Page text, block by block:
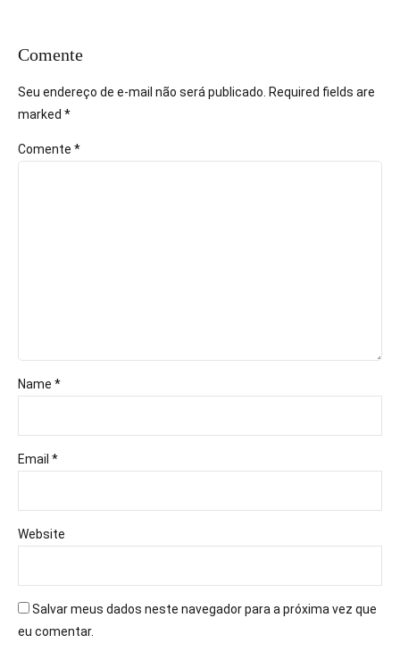
Comente
Seu endereço de e-mail não será publicado. Required fields are
marked *
Comente *
Name *
Email *
Website
Salvar meus dados neste navegador para a próxima vez que
eu comentar.